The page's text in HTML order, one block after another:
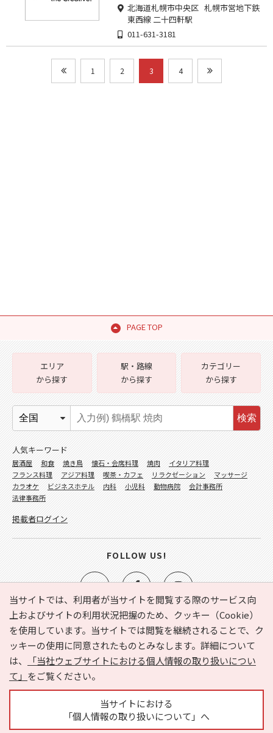
北海道札幌市中央区 札幌市営地下鉄
東西線 二十四軒駅
011-631-3181
1 2 3 4
PAGE TOP
当サイトでは、利用者が当サイトを閲覧する際のサービス向
上およびサイトの利用状況把握のため、クッキー（Cookie）
を使用しています。当サイトでは閲覧を継続されることで、ク
ッキーの使用に同意されたものとみなします。詳細について
は、
「当社ウェブサイトにおける個人情報の取り扱いについ
て」 をご覧ください。
当サイトにおける
「個人情報の取り扱いについて」へ
e-NAVITA（イーナビタ）とは？ お気に入り
ヘルプ
利用規約
個人情報の取り扱いについて
運営会社
サイトマップ
広告掲載に関するお問い合わせ
エリア
から探す
駅・路線
から探す
カテゴリー
から探す
検索
人気キーワード
居酒屋 和食 焼き鳥 懐石・会席料理 焼肉
イタリア料理
フランス料理
アジア料理 喫茶・カフェ リラクゼーション
マッサージ
カラオケ
ビジネスホテル 内科 小児科 動物病院
会計事務所
法律事務所
掲載者ログイン
FOLLOW US!